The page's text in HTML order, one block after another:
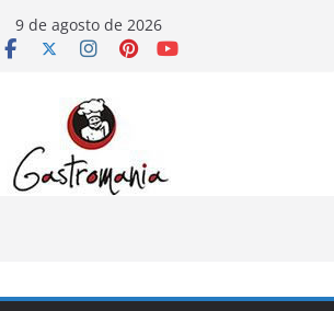
9 de agosto de 2026